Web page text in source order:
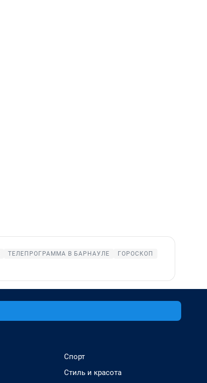
ТЕЛЕПРОГРАММА В БАРНАУЛЕ
ГОРОСКОП
Спорт
Стиль и красота